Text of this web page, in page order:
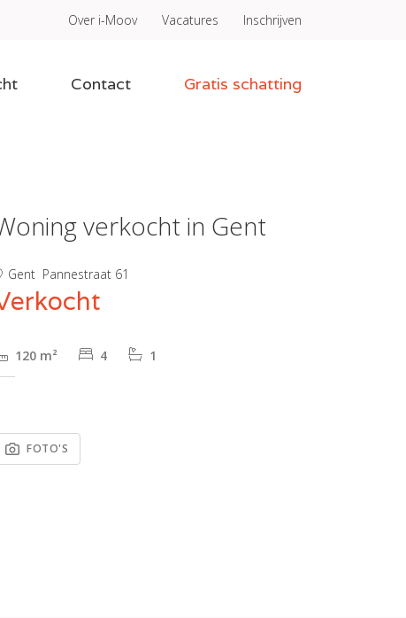
Over i-Moov Vacatures Inschrijven
Contact Gratis schatting
Gent Pannestraat 61
120 m² 4 1
verkocht in Gent
FOTO'S